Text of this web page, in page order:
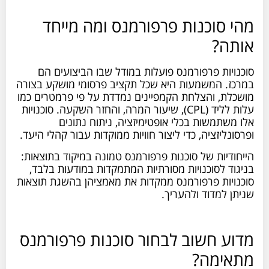
מהי סוכנות פרפורמנס ומה מייחד
אותה?
סוכנויות פרפורמנס פועלות במודל שבו הביצועים הם
במרכז. המשמעות היא שכל תקציב פרסומי מושקע בצורה
מושכלת, והצלחת הקמפיינים נמדדת על פי פרמטרים כמו
עלות לליד (CPL), שיעור המרה, והחזר השקעה. סוכנויות
אלו משתמשות בכלי אופטימיזציה, ניתוח נתונים
ופרסונליזציה, כדי ליצור חוויות ממוקדות עבור קהלי היעד.
הייחודיות של סוכנות פרפורמנס טמונה במיקוד בתוצאות:
בניגוד לסוכנויות מסורתיות המתמקדות במודעות בלבד,
סוכנויות פרפורמנס ממקדות את מאמציהן בהשגת תוצאות
שניתן למדוד ולהעריך.
מדוע חשוב לבחור סוכנות פרפורמנס
מתאימה?